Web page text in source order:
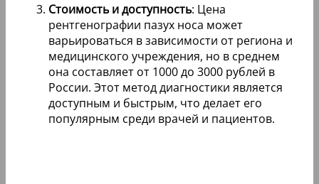
Стоимость и доступность: Цена
рентгенографии пазух носа может
варьироваться в зависимости от региона и
медицинского учреждения, но в среднем
она составляет от 1000 до 3000 рублей в
России. Этот метод диагностики является
доступным и быстрым, что делает его
популярным среди врачей и пациентов.